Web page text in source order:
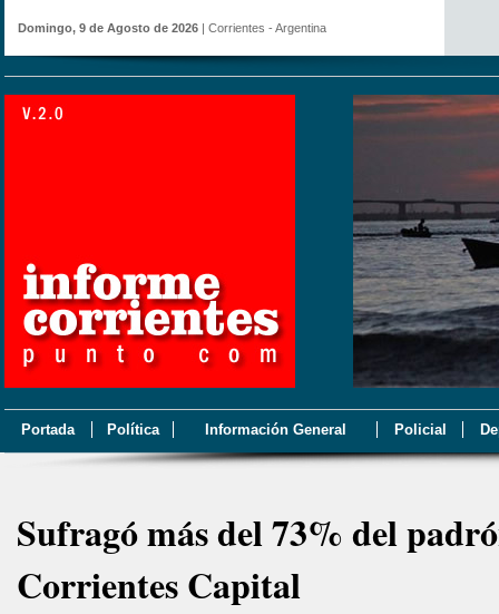
Domingo, 9 de Agosto de 2026 | Corrientes - Argentina
Portada Política Información General Policial
Sufragó más del 73% del
Corrientes Capital